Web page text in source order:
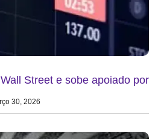
Street e sobe apoiado por
30, 2026